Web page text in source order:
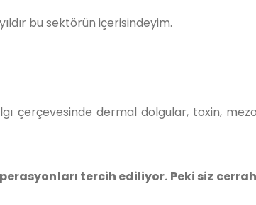
bu sektörün içerisindeyim.
çerçevesinde dermal dolgular, toxin,
tercih ediliyor. Peki siz